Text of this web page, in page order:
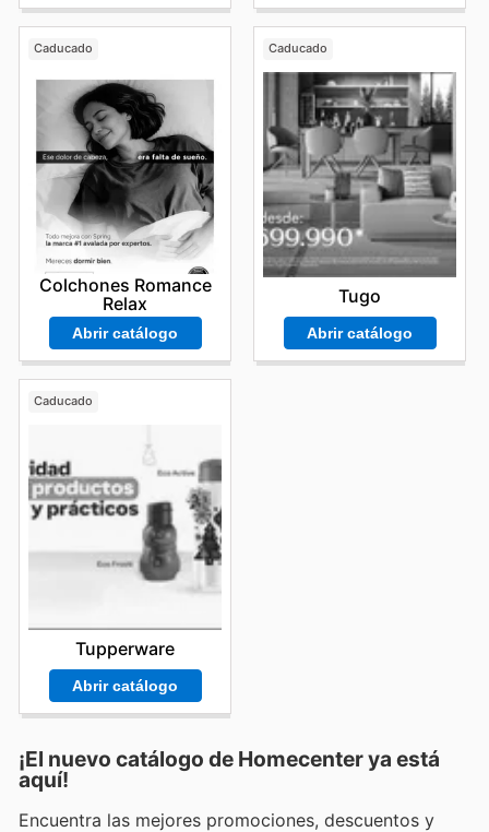
Caducado
Colchones Romance
Relax
Abrir catálogo
Caducado
Tugo
Abrir catálogo
Caducado
Tupperware
Abrir catálogo
¡El nuevo catálogo de Homecenterya está
aquí!
Encuentra las mejores promociones, descuentos y